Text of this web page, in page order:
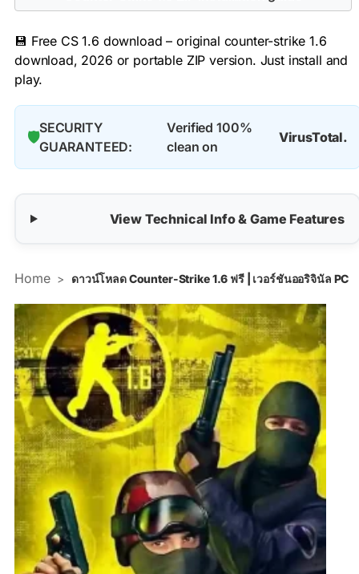
💾 Free CS 1.6 download – original counter-strike 1.6
download, 2026 or portable ZIP version. Just install and
play.
🛡️
SECURITY
GUARANTEED:
Verified 100%
clean on
VirusTotal.
View Technical Info & Game Features
Home > ดาวน์โหลด Counter-Strike 1.6 ฟรี | เวอร์ชันออริจินัล PC